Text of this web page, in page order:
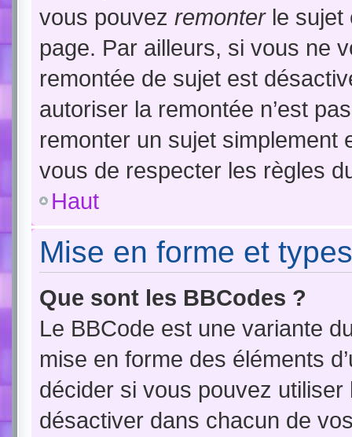
vous pouvez remonterle sujet
page. Par ailleurs, si vous ne
remontée de sujet est
autoriser la remontée n’est
remonter un sujet simplement
vous de respecter les règles
Haut
Mise en forme et
Que sont les BBCodes ?
Le BBCode est une variante
mise en forme des éléments
décider si vous pouvez
désactiver dans chacun de